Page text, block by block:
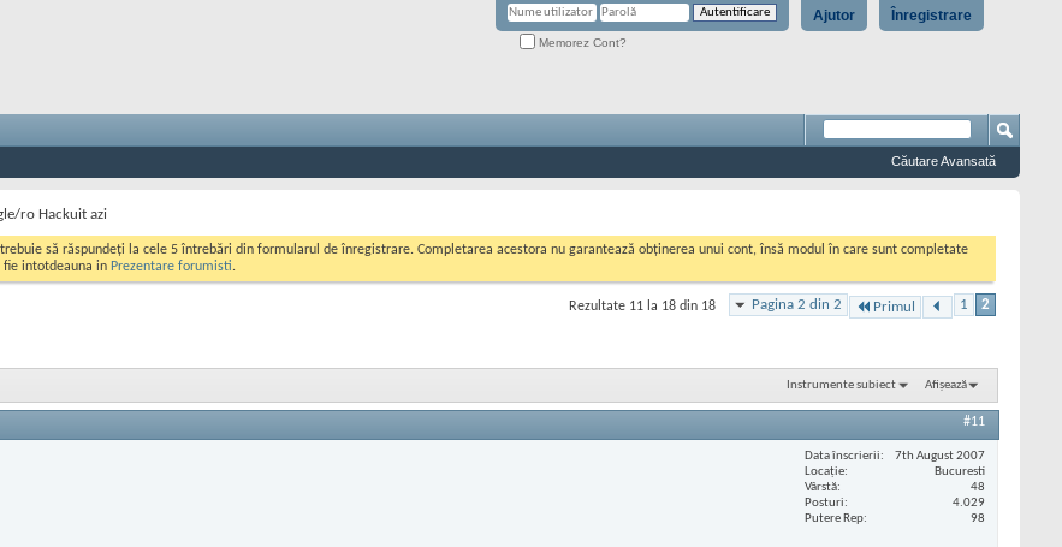
Înregistrare
Ajutor
Memorez Cont?
Căutare Avansată
ro Hackuit azi
să răspundeți la cele 5 întrebări din formularul de înregistrare. Completarea acestora nu garantează obținerea unui cont, însă modul în care sunt completate
fie intotdeauna in Prezentare forumisti.
Pagina 2 din 2 Primul 1 2
Rezultate 11 la 18 din 18
Instrumente subiect Afișează
#11
Data înscrierii
7th August 2007
Locaţie
Bucuresti
Vârstă
48
Posturi
4.029
Putere Rep
98